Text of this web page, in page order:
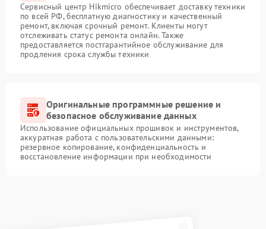
Сервисный центр Hikmicro обеспечивает доставку техники
по всей РФ, бесплатную диагностику и качественный
ремонт, включая срочный ремонт. Клиенты могут
отслеживать статус ремонта онлайн. Также
предоставляется постгарантийное обслуживание для
продления срока службы техники
Оригинальные программные решение и
безопасное обслуживание данных
Использование официальных прошивок и инструментов,
аккуратная работа с пользовательскими данными:
резервное копирование, конфиденциальность и
восстановление информации при необходимости